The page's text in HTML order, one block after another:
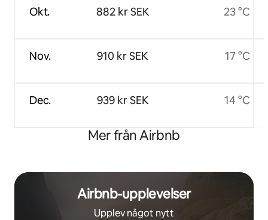
Okt.
Nov.
Dec.
882 kr SEK
910 kr SEK
939 kr SEK
23 °C
17 °C
14 °C
Mer från Airbnb
Airbnb-upplevelser
Upplev något nytt